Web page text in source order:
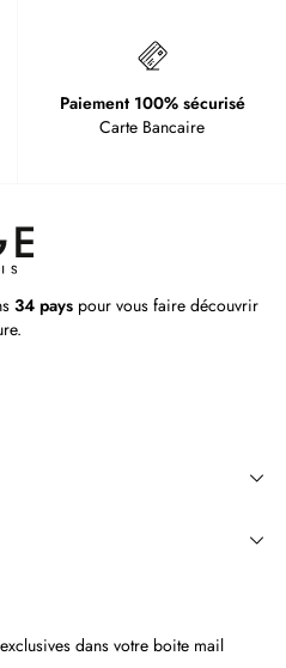
Paiement 100% sécurisé
Carte Bancaire
34 pays pour vous faire découvrir
dans votre boite mail